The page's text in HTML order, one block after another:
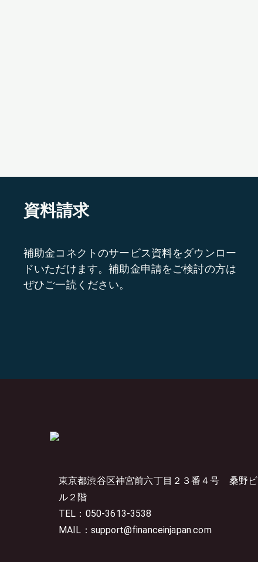
資料請求
補助金コネクトのサービス資料をダウンロー
ドいただけます。補助金申請をご検討の方は
ぜひご一読ください。
東京都渋谷区神宮前六丁目２３番４号 桑野ビ
ル２階
TEL：050-3613-3538
MAIL：support@financeinjapan.com